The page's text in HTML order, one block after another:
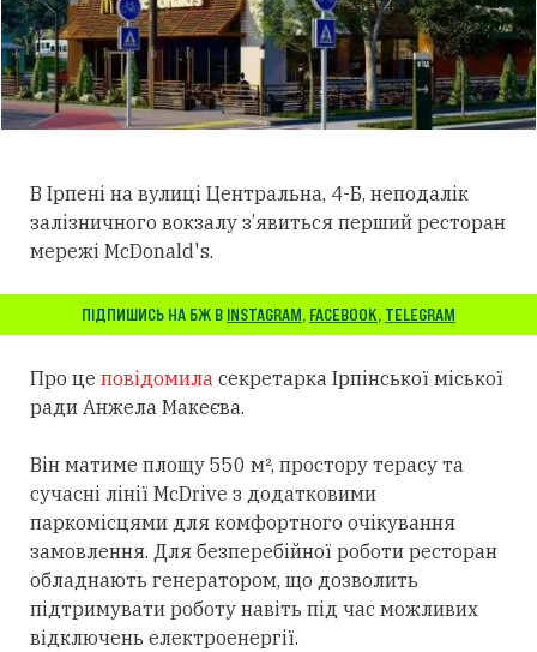
В Ірпені на вулиці Центральна, 4-Б, неподалік
залізничного вокзалу з’явиться перший ресторан
мережі McDonald's.
ПІДПИШИСЬ НА БЖ В INSTAGRAM, FACEBOOK, TELEGRAM
Про це повідомила секретарка Ірпінської міської
ради Анжела Макеєва.
Він матиме площу 550 м², простору терасу та
сучасні лінії McDrive з додатковими
паркомісцями для комфортного очікування
замовлення. Для безперебійної роботи ресторан
обладнають генератором, що дозволить
підтримувати роботу навіть під час можливих
відключень електроенергії.